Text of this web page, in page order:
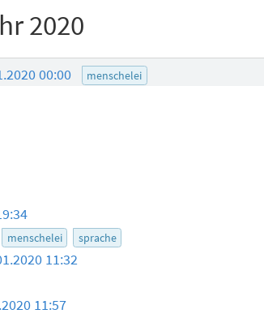
2020
00:00 menschelei
menschelei sprache
11:32
11:57